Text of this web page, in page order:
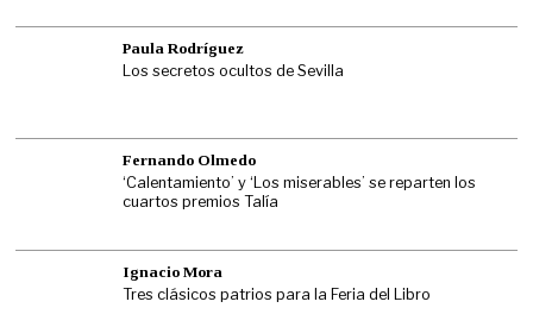
Paula Rodríguez
Los secretos ocultos de Sevilla
Fernando Olmedo
‘Calentamiento’ y ‘Los miserables’ se reparten los
cuartos premios Talía
Ignacio Mora
Tres clásicos patrios para la Feria del Libro